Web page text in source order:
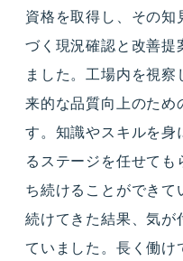
資格を取得し、その知
づく現況確認と改善提
ました。工場内を視
来的な品質向上のため
す。知識やスキルを身
るステージを任せて
ち続けることができて
続けてきた結果、気が
ていました。長く働け